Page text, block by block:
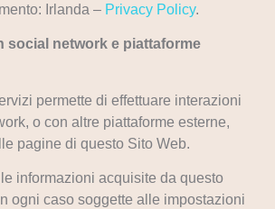
Irlanda – Privacy Policy.
social network e piattaforme
permette di effettuare interazioni
o con altre piattaforme esterne,
pagine di questo Sito Web.
informazioni acquisite da questo
ogni caso soggette alle impostazioni